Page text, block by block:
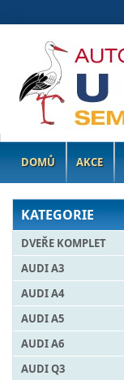
DOMŮ AKCE
KATEGORIE
DVEŘE KOMPLET
AUDI A3
AUDI A4
AUDI A5
AUDI A6
AUDI Q3